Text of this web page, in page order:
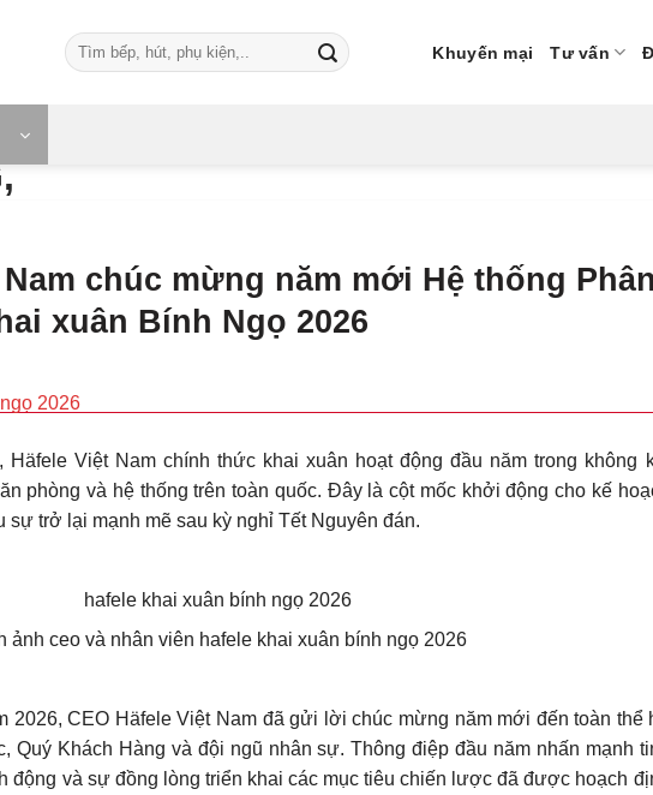
Tìm
kiếm:
Khuyến mại Tư vấn
Nam chúc mừng năm mới Hệ thống
xuân Bính Ngọ 2026
, Häfele Việt Nam chính thức khai xuân hoạt động đầu năm trong không
phòng và hệ thống trên toàn quốc. Đây là cột mốc khởi động cho kế
sự trở lại mạnh mẽ sau kỳ nghỉ Tết Nguyên đán.
2026, CEO Häfele Việt Nam đã gửi lời chúc mừng năm mới đến toàn thể
Quý Khách Hàng và đội ngũ nhân sự. Thông điệp đầu năm nhấn mạnh
động và sự đồng lòng triển khai các mục tiêu chiến lược đã được hoạch